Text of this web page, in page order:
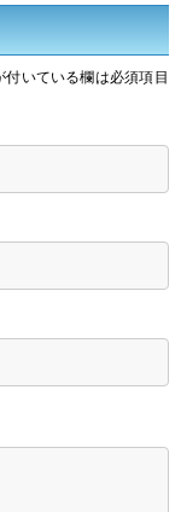
いている欄は必須項目